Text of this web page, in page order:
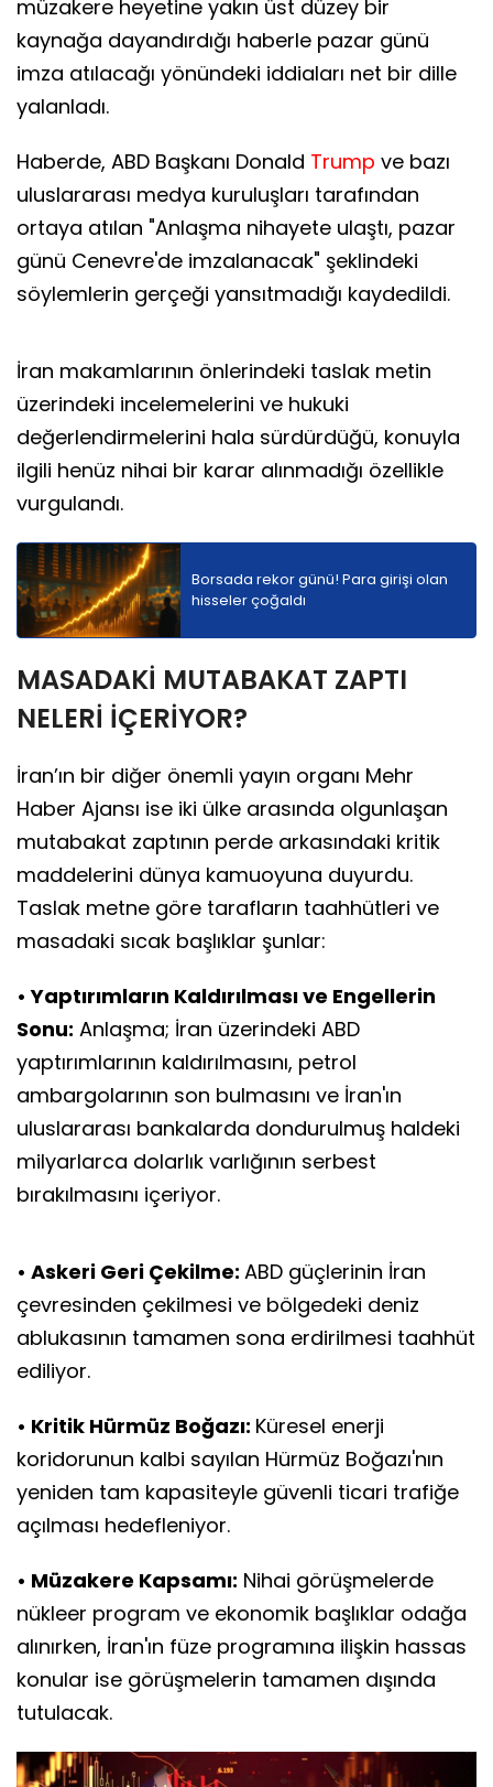
müzakere heyetine yakın üst düzey bir
kaynağa dayandırdığı haberle pazar günü
imza atılacağı yönündeki iddiaları net bir dille
yalanladı.
Haberde, ABD Başkanı Donald Trump ve bazı
uluslararası medya kuruluşları tarafından
ortaya atılan "Anlaşma nihayete ulaştı, pazar
günü Cenevre'de imzalanacak" şeklindeki
söylemlerin gerçeği yansıtmadığı kaydedildi.
İran makamlarının önlerindeki taslak metin
üzerindeki incelemelerini ve hukuki
değerlendirmelerini hala sürdürdüğü, konuyla
ilgili henüz nihai bir karar alınmadığı özellikle
vurgulandı.
Borsada rekor günü! Para girişi olan
hisseler çoğaldı
MASADAKİ MUTABAKAT ZAPTI
NELERİ İÇERİYOR?
İran’ın bir diğer önemli yayın organı Mehr
Haber Ajansı ise iki ülke arasında olgunlaşan
mutabakat zaptının perde arkasındaki kritik
maddelerini dünya kamuoyuna duyurdu.
Taslak metne göre tarafların taahhütleri ve
masadaki sıcak başlıklar şunlar:
• Yaptırımların Kaldırılması ve Engellerin
Sonu: Anlaşma; İran üzerindeki ABD
yaptırımlarının kaldırılmasını, petrol
ambargolarının son bulmasını ve İran'ın
uluslararası bankalarda dondurulmuş haldeki
milyarlarca dolarlık varlığının serbest
bırakılmasını içeriyor.
• Askeri Geri Çekilme: ABD güçlerinin İran
çevresinden çekilmesi ve bölgedeki deniz
ablukasının tamamen sona erdirilmesi taahhüt
ediliyor.
• Kritik Hürmüz Boğazı: Küresel enerji
koridorunun kalbi sayılan Hürmüz Boğazı'nın
yeniden tam kapasiteyle güvenli ticari trafiğe
açılması hedefleniyor.
• Müzakere Kapsamı: Nihai görüşmelerde
nükleer program ve ekonomik başlıklar odağa
alınırken, İran'ın füze programına ilişkin hassas
konular ise görüşmelerin tamamen dışında
tutulacak.